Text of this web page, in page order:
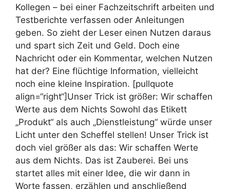
Kollegen – bei einer Fachzeitschrift arbeiten und
Testberichte verfassen oder Anleitungen
geben. So zieht der Leser einen Nutzen daraus
und spart sich Zeit und Geld. Doch eine
Nachricht oder ein Kommentar, welchen Nutzen
hat der? Eine flüchtige Information, vielleicht
noch eine kleine Inspiration. [pullquote
align=“right“]Unser Trick ist größer: Wir schaffen
Werte aus dem Nichts Sowohl das Etikett
„Produkt“ als auch „Dienstleistung“ würde unser
Licht unter den Scheffel stellen! Unser Trick ist
doch viel größer als das: Wir schaffen Werte
aus dem Nichts. Das ist Zauberei. Bei uns
startet alles mit einer Idee, die wir dann in
Worte fassen, erzählen und anschließend